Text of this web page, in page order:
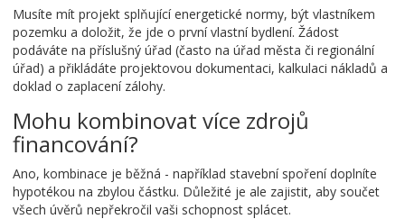
Musíte mít projekt splňující energetické normy, být vlastníkem
pozemku a doložit, že jde o první vlastní bydlení. Žádost
podáváte na příslušný úřad (často na úřad města či regionální
úřad) a přikládáte projektovou dokumentaci, kalkulaci nákladů a
doklad o zaplacení zálohy.
Mohu kombinovat více zdrojů
financování?
Ano, kombinace je běžná - například stavební spoření doplníte
hypotékou na zbylou částku. Důležité je ale zajistit, aby součet
všech úvěrů nepřekročil vaši schopnost splácet.